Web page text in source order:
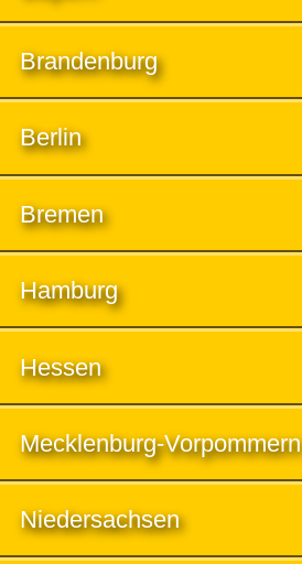
Brandenburg
Berlin
Bremen
Hamburg
Hessen
Mecklenburg-Vorpommern
Niedersachsen